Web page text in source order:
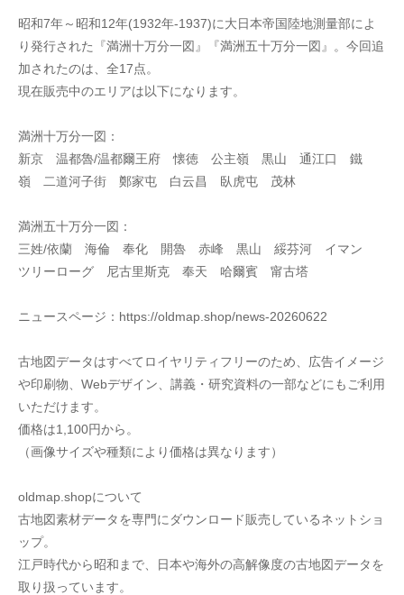
昭和7年～昭和12年(1932年-1937)に大日本帝国陸地測量部によ
り発行された『満洲十万分一図』『満洲五十万分一図』。今回追
加されたのは、全17点。
現在販売中のエリアは以下になります。
満洲十万分一図：
新京　温都魯/温都爾王府　懐徳　公主嶺　黒山　通江口　鐵
嶺　二道河子街　鄭家屯　白云昌　臥虎屯　茂林
満洲五十万分一図：
三姓/依蘭　海倫　奉化　開魯　赤峰　黒山　綏芬河　イマン
ツリーローグ　尼古里斯克　奉天　哈爾賓　甯古塔
ニュースページ：https://oldmap.shop/news-20260622
古地図データはすべてロイヤリティフリーのため、広告イメージ
や印刷物、Webデザイン、講義・研究資料の一部などにもご利用
いただけます。
価格は1,100円から。
（画像サイズや種類により価格は異なります）
oldmap.shopについて
古地図素材データを専門にダウンロード販売しているネットショ
ップ。
江戸時代から昭和まで、日本や海外の高解像度の古地図データを
取り扱っています。